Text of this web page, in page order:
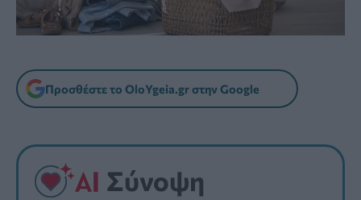
Προσθέστε το OloYgeia.gr στην Google
Σύνοψη